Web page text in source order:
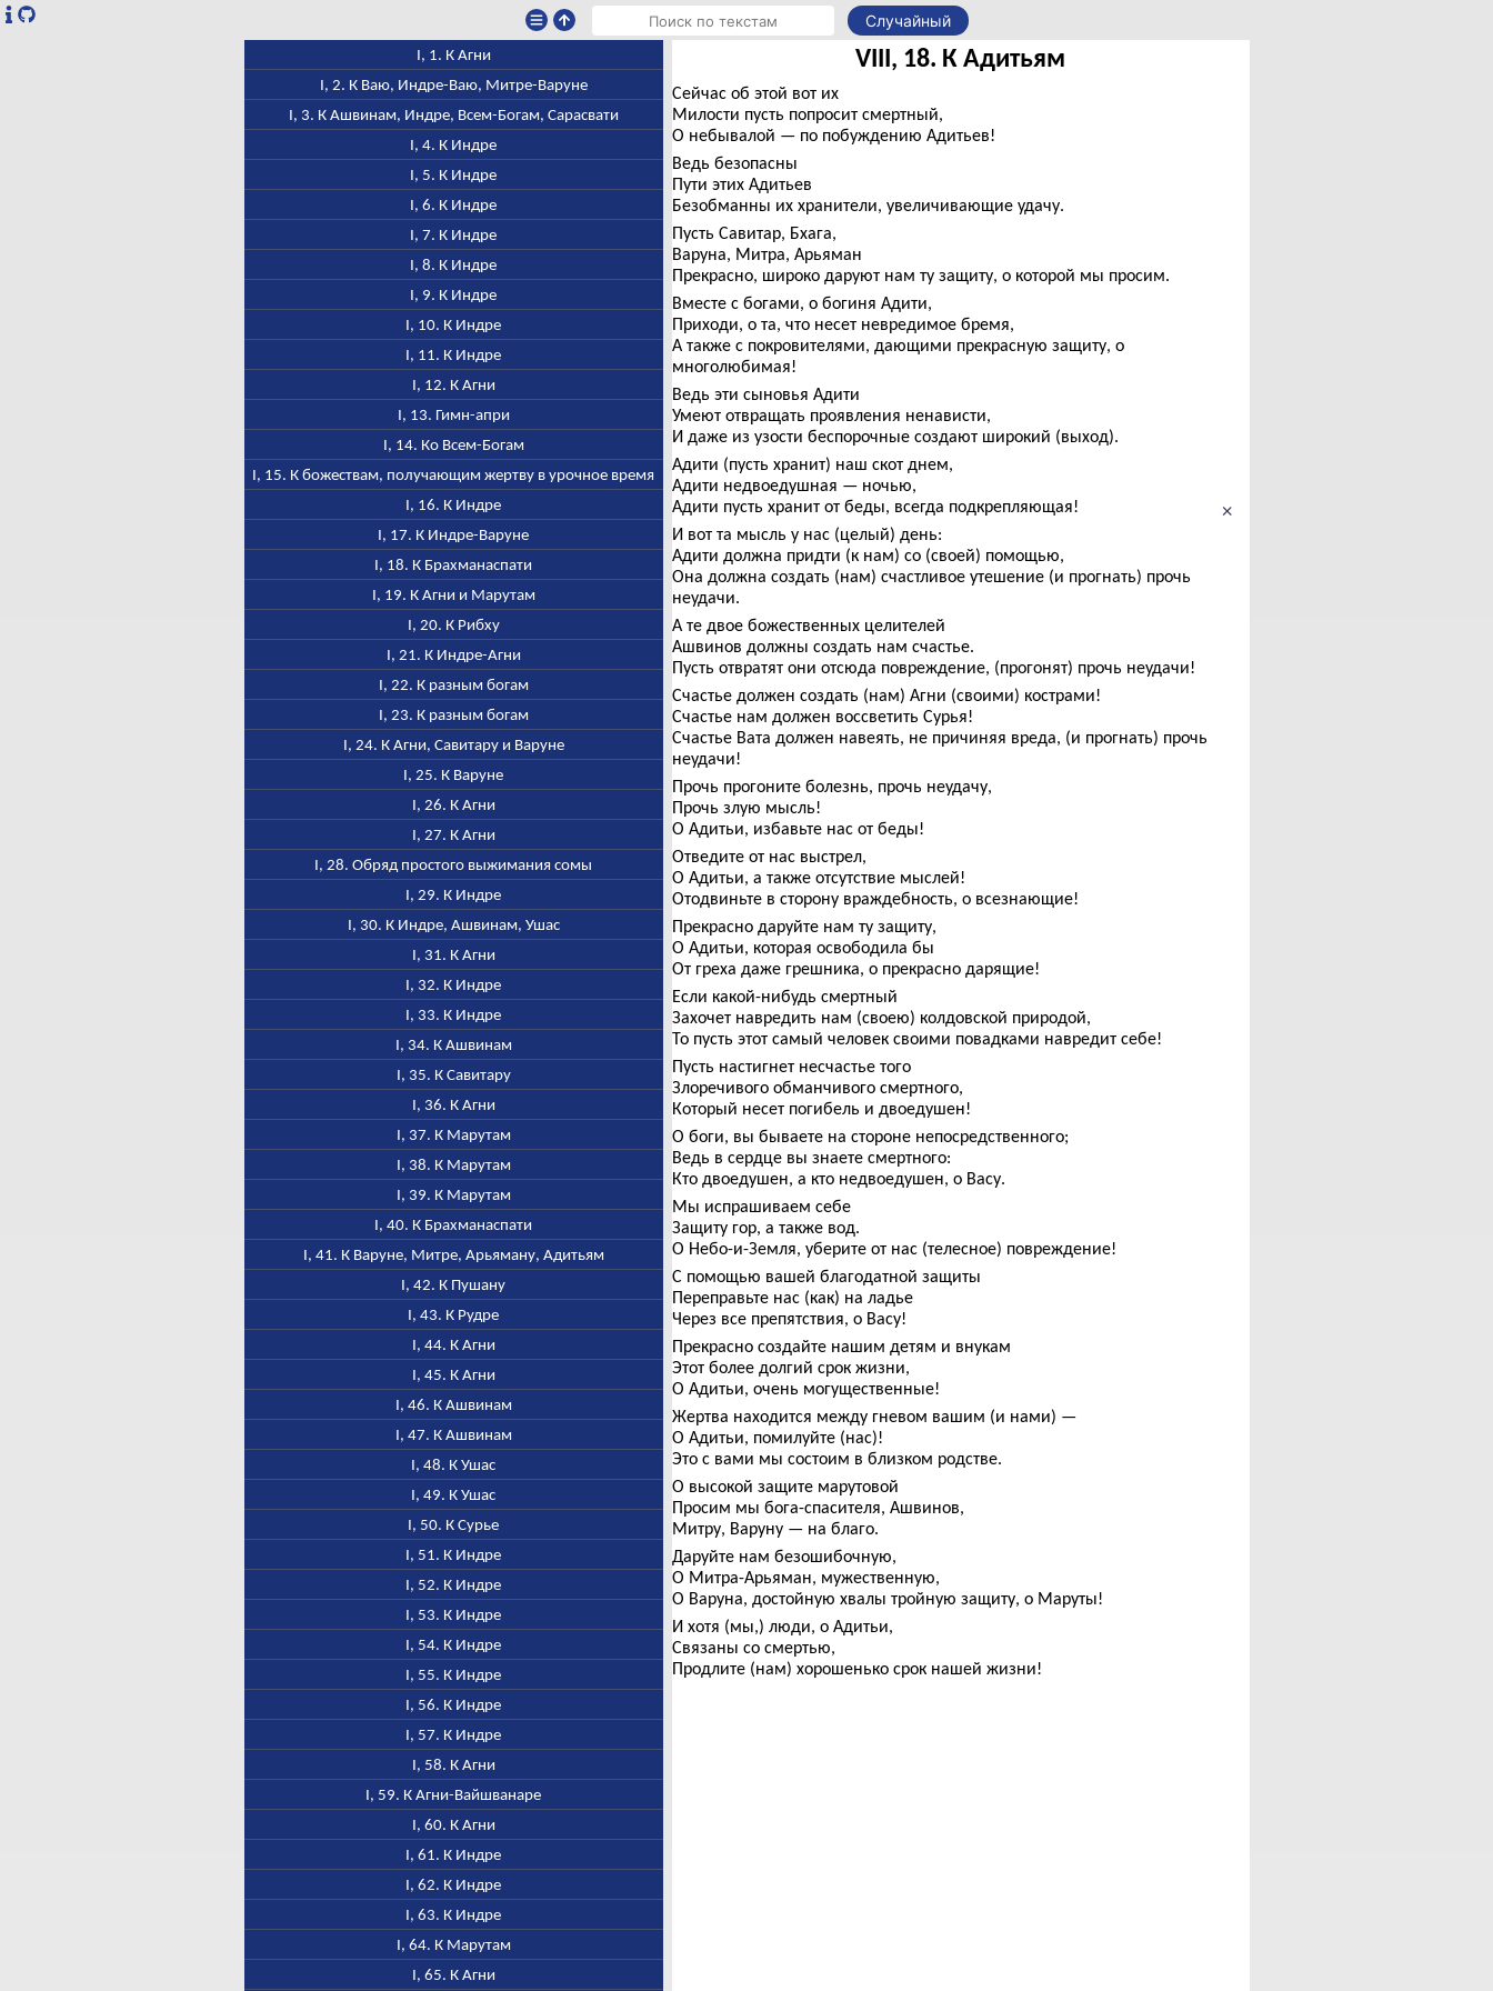
Случайный
I, 1. К Агни
I, 2. К Ваю, Индре-Ваю, Митре-Варуне
I, 3. К Ашвинам, Индре, Всем-Богам, Сарасвати
I, 4. К Индре
I, 5. К Индре
I, 6. К Индре
I, 7. К Индре
I, 8. К Индре
I, 9. К Индре
I, 10. К Индре
I, 11. К Индре
I, 12. К Агни
I, 13. Гимн-апри
I, 14. Ко Всем-Богам
I, 15. К божествам, получающим жертву в урочное время
I, 16. К Индре
I, 17. К Индре-Варуне
I, 18. К Брахманаспати
I, 19. К Агни и Марутам
I, 20. К Рибху
I, 21. К Индре-Агни
I, 22. К разным богам
I, 23. К разным богам
I, 24. К Агни, Савитару и Варуне
I, 25. К Варуне
I, 26. К Агни
I, 27. К Агни
I, 28. Обряд простого выжимания сомы
I, 29. К Индре
I, 30. К Индре, Ашвинам, Ушас
I, 31. К Агни
I, 32. К Индре
I, 33. К Индре
I, 34. К Ашвинам
I, 35. К Савитару
I, 36. К Агни
I, 37. К Марутам
I, 38. К Марутам
I, 39. К Марутам
I, 40. К Брахманаспати
I, 41. К Варуне, Митре, Арьяману, Адитьям
I, 42. К Пушану
I, 43. К Рудре
I, 44. К Агни
I, 45. К Агни
I, 46. К Ашвинам
I, 47. К Ашвинам
I, 48. К Ушас
I, 49. К Ушас
I, 50. К Сурье
I, 51. К Индре
I, 52. К Индре
I, 53. К Индре
I, 54. К Индре
I, 55. К Индре
I, 56. К Индре
I, 57. К Индре
I, 58. К Агни
I, 59. К Агни-Вайшванаре
I, 60. К Агни
I, 61. К Индре
I, 62. К Индре
I, 63. К Индре
I, 64. К Марутам
I, 65. К Агни
×
VIII, 18. К Адитьям
Сейчас об этой вот их
Милости пусть попросит смертный,
О небывалой — по побуждению Адитьев!
Ведь безопасны
Пути этих Адитьев
Безобманны их хранители, увеличивающие удачу.
Пусть Савитар, Бхага,
Варуна, Митра, Арьяман
Прекрасно, широко даруют нам ту защиту, о которой мы просим.
Вместе с богами, о богиня Адити,
Приходи, о та, что несет невредимое бремя,
А также с покровителями, дающими прекрасную защиту, о
многолюбимая!
Ведь эти сыновья Адити
Умеют отвращать проявления ненависти,
И даже из узости беспорочные создают широкий (выход).
Адити (пусть хранит) наш скот днем,
Адити недвоедушная — ночью,
Адити пусть хранит от беды, всегда подкрепляющая!
И вот та мысль у нас (целый) день:
Адити должна придти (к нам) со (своей) помощью,
Она должна создать (нам) счастливое утешение (и прогнать) прочь
неудачи.
А те двое божественных целителей
Ашвинов должны создать нам счастье.
Пусть отвратят они отсюда повреждение, (прогонят) прочь неудачи!
Счастье должен создать (нам) Агни (своими) кострами!
Счастье нам должен воссветить Сурья!
Счастье Вата должен навеять, не причиняя вреда, (и прогнать) прочь
неудачи!
Прочь прогоните болезнь, прочь неудачу,
Прочь злую мысль!
О Адитьи, избавьте нас от беды!
Отведите от нас выстрел,
О Адитьи, а также отсутствие мыслей!
Отодвиньте в сторону враждебность, о всезнающие!
Прекрасно даруйте нам ту защиту,
О Адитьи, которая освободила бы
От греха даже грешника, о прекрасно дарящие!
Если какой-нибудь смертный
Захочет навредить нам (своею) колдовской природой,
То пусть этот самый человек своими повадками навредит себе!
Пусть настигнет несчастье того
Злоречивого обманчивого смертного,
Который несет погибель и двоедушен!
О боги, вы бываете на стороне непосредственного;
Ведь в сердце вы знаете смертного:
Кто двоедушен, а кто недвоедушен, о Васу.
Мы испрашиваем себе
Защиту гор, а также вод.
О Небо-и-Земля, уберите от нас (телесное) повреждение!
С помощью вашей благодатной защиты
Переправьте нас (как) на ладье
Через все препятствия, о Васу!
Прекрасно создайте нашим детям и внукам
Этот более долгий срок жизни,
О Адитьи, очень могущественные!
Жертва находится между гневом вашим (и нами) —
О Адитьи, помилуйте (нас)!
Это с вами мы состоим в близком родстве.
О высокой защите марутовой
Просим мы бога-спасителя, Ашвинов,
Митру, Варуну — на благо.
Даруйте нам безошибочную,
О Митра-Арьяман, мужественную,
О Варуна, достойную хвалы тройную защиту, о Маруты!
И хотя (мы,) люди, о Адитьи,
Связаны со смертью,
Продлите (нам) хорошенько срок нашей жизни!